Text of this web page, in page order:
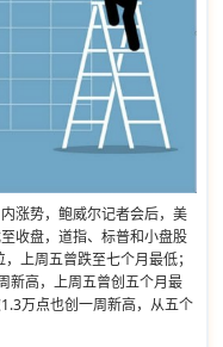
涨势，鲍威尔记者会后，美
收盘，道指、标普和小盘股
上周五曾跌至七个月最低；
新高，上周五曾创五个月最
万点也创一周新高，从五个